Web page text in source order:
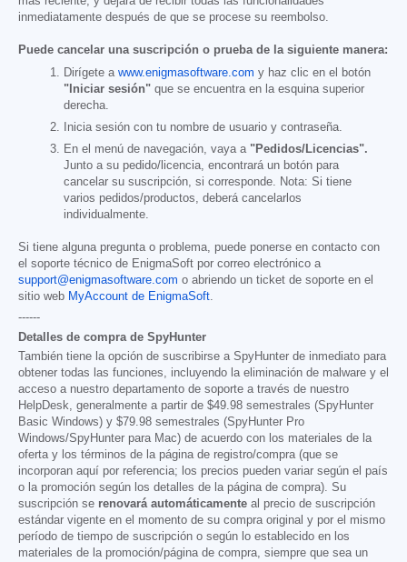
inmediatamente después de que se procese su reembolso.
Puede cancelar una suscripción o prueba de la siguiente manera:
Dirígete a www.enigmasoftware.com y haz clic en el botón
"Iniciar sesión" que se encuentra en la esquina superior
derecha.
Inicia sesión con tu nombre de usuario y contraseña.
En el menú de navegación, vaya a "Pedidos/Licencias".
Junto a su pedido/licencia, encontrará un botón para
cancelar su suscripción, si corresponde. Nota: Si tiene
varios pedidos/productos, deberá cancelarlos
individualmente.
Si tiene alguna pregunta o problema, puede ponerse en contacto con
el soporte técnico de EnigmaSoft por correo electrónico a
support@enigmasoftware.com o abriendo un ticket de soporte en el
sitio web MyAccount de EnigmaSoft.
------
Detalles de compra de SpyHunter
También tiene la opción de suscribirse a SpyHunter de inmediato para
obtener todas las funciones, incluyendo la eliminación de malware y el
acceso a nuestro departamento de soporte a través de nuestro
HelpDesk, generalmente a partir de $49.98 semestrales (SpyHunter
Basic Windows) y $79.98 semestrales (SpyHunter Pro
Windows/SpyHunter para Mac) de acuerdo con los materiales de la
oferta y los términos de la página de registro/compra (que se
incorporan aquí por referencia; los precios pueden variar según el país
o la promoción según los detalles de la página de compra). Su
suscripción se renovará automáticamente al precio de suscripción
estándar vigente en el momento de su compra original y por el mismo
período de tiempo de suscripción o según lo establecido en los
materiales de la promoción/página de compra, siempre que sea un